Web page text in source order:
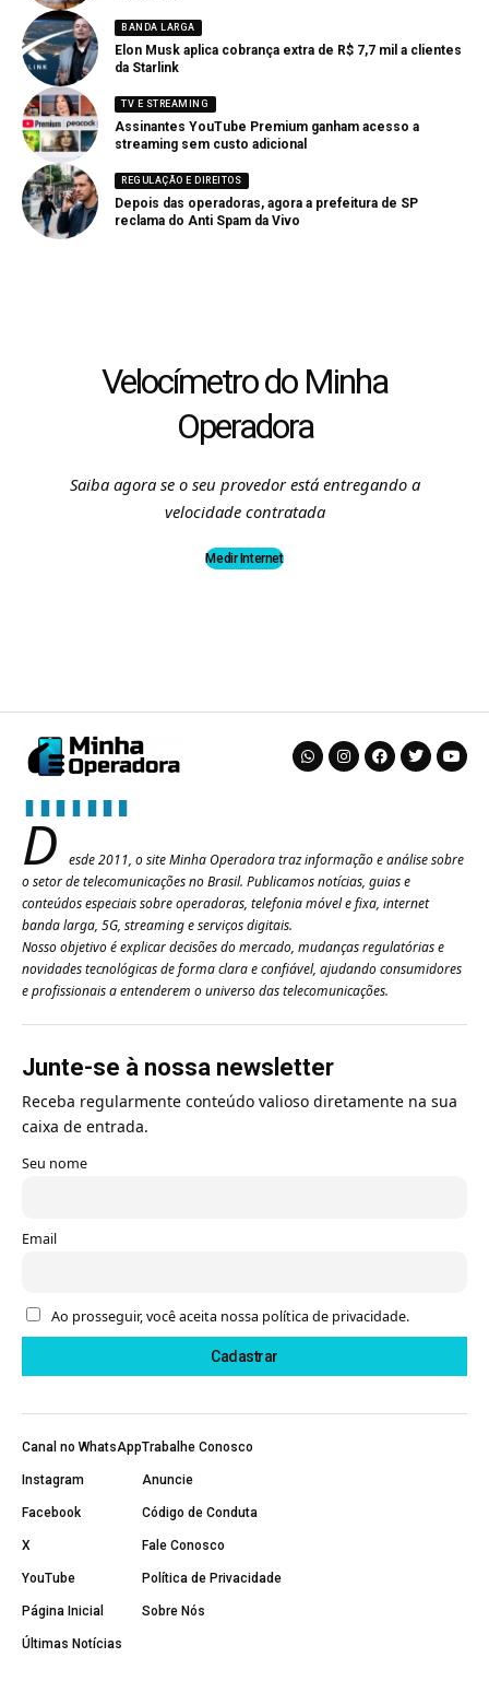
BANDA LARGA
Elon Musk aplica cobrança extra de R$ 7,7 mil a clientes
da Starlink
TV E STREAMING
Assinantes YouTube Premium ganham acesso a
streaming sem custo adicional
REGULAÇÃO E DIREITOS
Depois das operadoras, agora a prefeitura de SP
reclama do Anti Spam da Vivo
Velocímetro do Minha
Operadora
Saiba agora se o seu provedor está entregando a
velocidade contratada
Medir Internet
D
esde 2011, o site Minha Operadora traz informação e análise sobre
o setor de telecomunicações no Brasil. Publicamos notícias, guias e
conteúdos especiais sobre operadoras, telefonia móvel e fixa, internet
banda larga, 5G, streaming e serviços digitais.
Nosso objetivo é explicar decisões do mercado, mudanças regulatórias e
novidades tecnológicas de forma clara e confiável, ajudando consumidores
e profissionais a entenderem o universo das telecomunicações.
Junte-se à nossa newsletter
Receba regularmente conteúdo valioso diretamente na sua
caixa de entrada.
Seu nome
Email
Ao prosseguir, você aceita nossa política de privacidade.
Canal no WhatsApp
Instagram
Facebook
X
YouTube
Página Inicial
Últimas Notícias
Trabalhe Conosco
Anuncie
Código de Conduta
Fale Conosco
Política de Privacidade
Sobre Nós